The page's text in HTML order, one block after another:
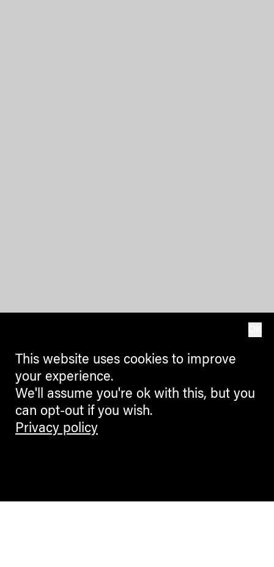
This website uses cookies to improve
your experience.
We'll assume you're ok with this, but you
can opt-out if you wish.
Privacy policy